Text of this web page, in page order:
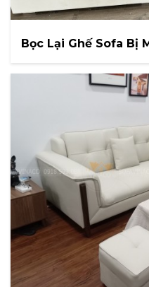
Bọc Lại Ghế Sofa Bị